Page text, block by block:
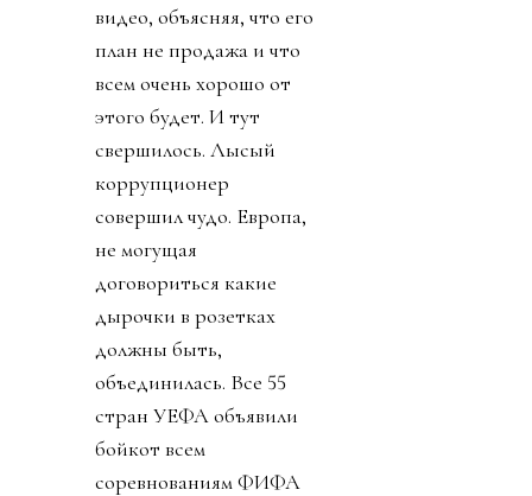
видео, объясняя, что его
план не продажа и что
всем очень хорошо от
этого будет. И тут
свершилось. Лысый
коррупционер
совершил чудо. Европа,
не могущая
договориться какие
дырочки в розетках
должны быть,
объединилась. Все 55
стран УЕФА объявили
бойкот всем
соревнованиям ФИФА